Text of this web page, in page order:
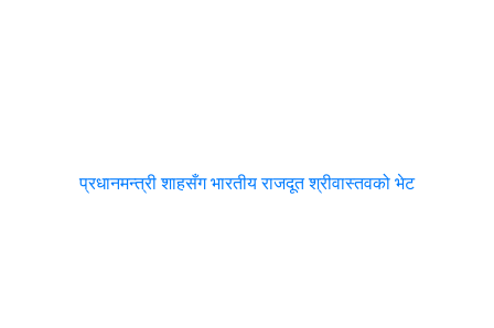
प्रधानमन्त्री शाहसँग भारतीय राजदूत श्रीवास्तवको भेट